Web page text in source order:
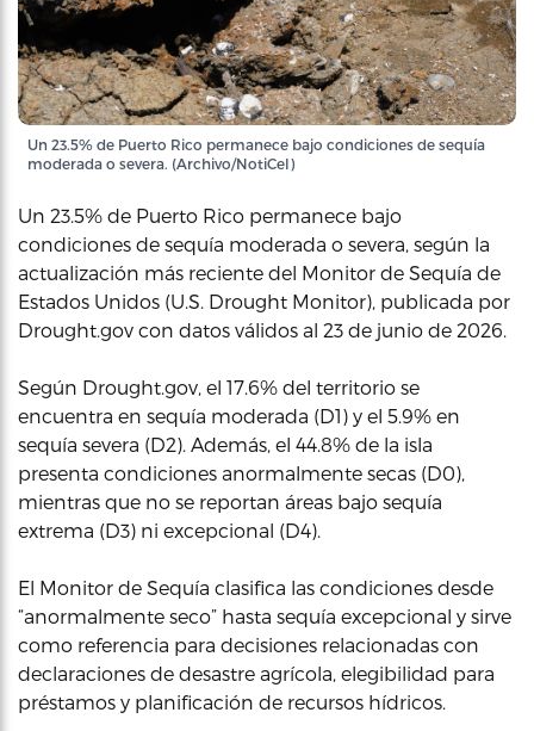
Un 23.5% de Puerto Rico permanece bajo condiciones de sequía
moderada o severa. (Archivo/NotiCel)
Un 23.5% de Puerto Rico permanece bajo
condiciones de sequía moderada o severa, según la
actualización más reciente del Monitor de Sequía de
Estados Unidos (U.S. Drought Monitor), publicada por
Drought.gov con datos válidos al 23 de junio de 2026.
Según Drought.gov, el 17.6% del territorio se
encuentra en sequía moderada (D1) y el 5.9% en
sequía severa (D2). Además, el 44.8% de la isla
presenta condiciones anormalmente secas (D0),
mientras que no se reportan áreas bajo sequía
extrema (D3) ni excepcional (D4).
El Monitor de Sequía clasifica las condiciones desde
“anormalmente seco” hasta sequía excepcional y sirve
como referencia para decisiones relacionadas con
declaraciones de desastre agrícola, elegibilidad para
préstamos y planificación de recursos hídricos.